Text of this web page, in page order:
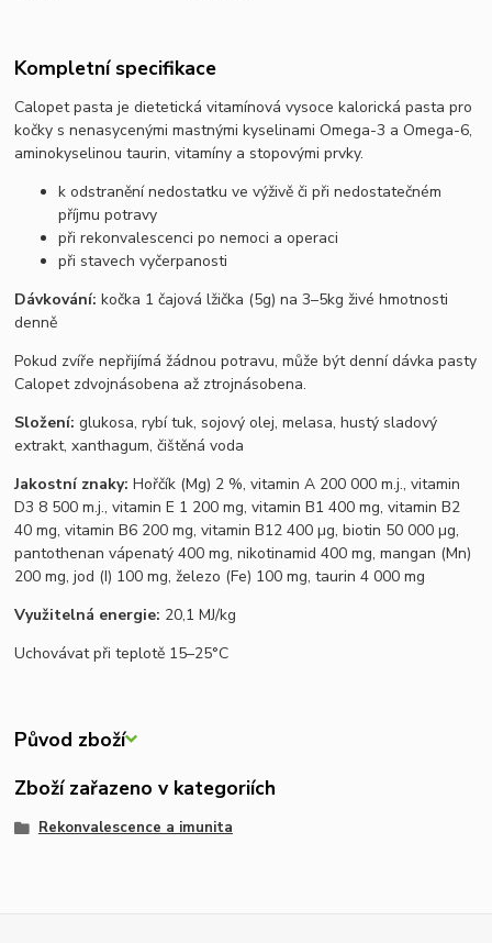
Kompletní specifikace
Calopet pasta je dietetická vitamínová vysoce kalorická pasta pro
kočky s nenasycenými mastnými kyselinami Omega-3 a Omega-6,
aminokyselinou taurin, vitamíny a stopovými prvky.
k odstranění nedostatku ve výživě či při nedostatečném
příjmu potravy
při rekonvalescenci po nemoci a operaci
při stavech vyčerpanosti
Dávkování: kočka 1 čajová lžička (5g) na 3–5kg živé hmotnosti
denně
Pokud zvíře nepřijímá žádnou potravu, může být denní dávka pasty
Calopet zdvojnásobena až ztrojnásobena.
Složení: glukosa, rybí tuk, sojový olej, melasa, hustý sladový
extrakt, xanthagum, čištěná voda
Jakostní znaky: Hořčík (Mg) 2 %, vitamin A 200 000 m.j., vitamin
D3 8 500 m.j., vitamin E 1 200 mg, vitamin B1 400 mg, vitamin B2
40 mg, vitamin B6 200 mg, vitamin B12 400 µg, biotin 50 000 µg,
pantothenan vápenatý 400 mg, nikotinamid 400 mg, mangan (Mn)
200 mg, jod (I) 100 mg, železo (Fe) 100 mg, taurin 4 000 mg
Využitelná energie: 20,1 MJ/kg
Uchovávat při teplotě 15–25°C
Původ zboží
Zboží zařazeno v kategoriích
Rekonvalescence a imunita